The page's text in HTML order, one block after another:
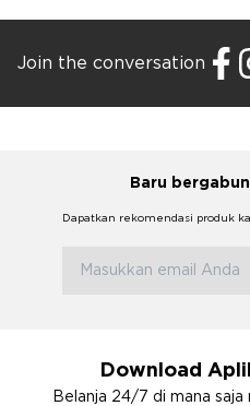
Join the conversation
Baru
Dapatkan rekomendasi produk
Download
Belanja 24/7 di mana saja